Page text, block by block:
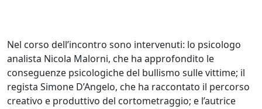
Nel corso dell’incontro sono intervenuti: lo psicologo
analista Nicola Malorni, che ha approfondito le
conseguenze psicologiche del bullismo sulle vittime; il
regista Simone D’Angelo, che ha raccontato il percorso
creativo e produttivo del cortometraggio; e l’autrice